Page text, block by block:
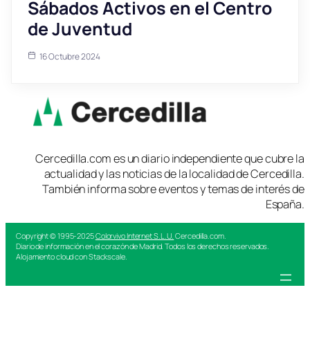
Sábados Activos en el Centro
de Juventud
16 Octubre 2024
Cercedilla.com es un diario independiente que cubre la
actualidad y las noticias de la localidad de Cercedilla.
También informa sobre eventos y temas de interés de
España.
Copyright © 1995-2025Colorvivo Internet S.L.U. Cercedilla.com.
Diario de información en el corazón de Madrid. Todos los derechos reservados.
Alojamiento cloud con Stackscale.